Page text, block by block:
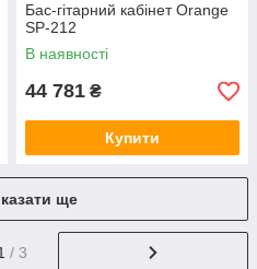
Бас-гітарний кабінет Orange
SP-212
В наявності
44 781 ₴
Купити
ще
/ 3